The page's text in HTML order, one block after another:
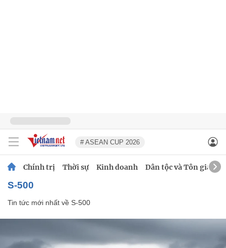
# ASEAN CUP 2026
Chính trị Thời sự Kinh doanh Dân tộc và Tôn giáo
S-500
Tin tức mới nhất về S-500